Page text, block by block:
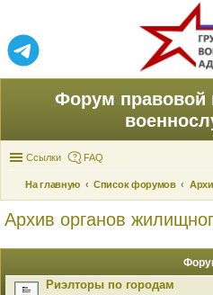
Форум
Ссылки FAQ
На главную Список форумов
Архив органов
Риэлторы по городам